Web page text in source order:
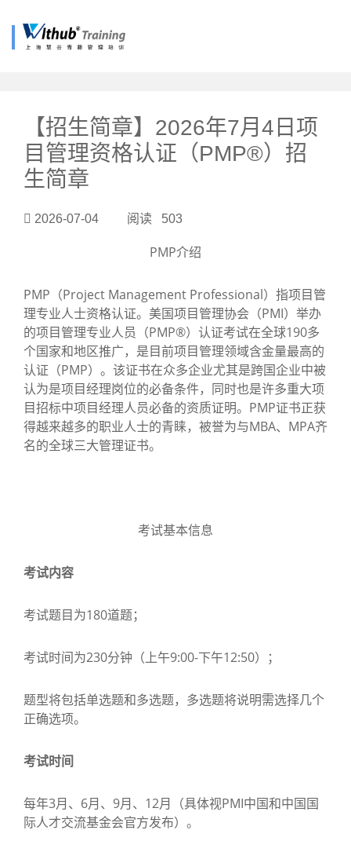
【招生简章】2026年7月4日项
目管理资格认证（PMP®）招
生简章
2026-07-04 阅读 503
PMP介绍
PMP（Project Management Professional）指项目管
理专业人士资格认证。美国项目管理协会（PMI）举办
的项目管理专业人员（PMP®）认证考试在全球190多
个国家和地区推广，是目前项目管理领域含金量最高的
认证（PMP）。该证书在众多企业尤其是跨国企业中被
认为是项目经理岗位的必备条件，同时也是许多重大项
目招标中项目经理人员必备的资质证明。PMP证书正获
得越来越多的职业人士的青睐，被誉为与MBA、MPA齐
名的全球三大管理证书。
考试基本信息
考试内容
考试题目为180道题；
考试时间为230分钟（上午9:00-下午12:50）；
题型将包括单选题和多选题，多选题将说明需选择几个
正确选项。
考试时间
每年3月、6月、9月、12月（具体视PMI中国和中国国
际人才交流基金会官方发布）。